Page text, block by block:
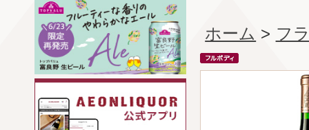
ホーム > フ